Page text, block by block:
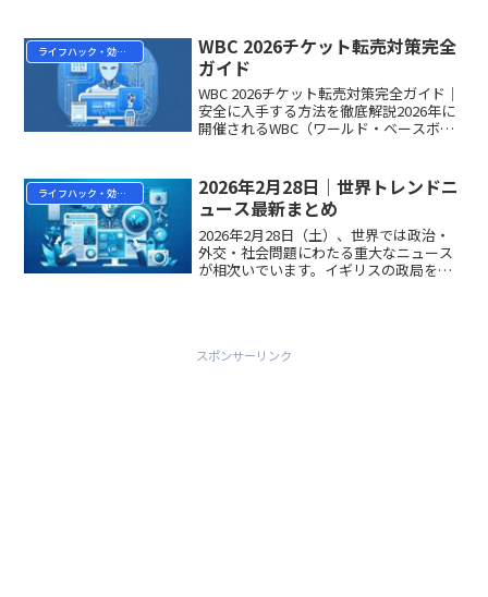
ックにぜひお役立てください。① スコッ
トランドの「...
ライフハック・効率化
WBC 2026チケット転売対策完全
ガイド
WBC 2026チケット転売対策完全ガイド｜
安全に入手する方法を徹底解説2026年に
開催されるWBC（ワールド・ベースボー
（2023年）では公式定価3,000〜30,000...
ライフハック・効率化
2026年2月28日｜世界トレンドニ
ュース最新まとめ
2026年2月28日（土）、世界では政治・
外交・社会問題にわたる重大なニュース
が相次いでいます。イギリスの政局を揺
スポンサーリンク